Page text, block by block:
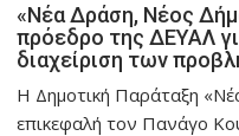
«Νέα Δράση, Νέος
πρόεδρο της ΔΕΥΑΛ
διαχείριση των
Η Δημοτική Παράταξη
επικεφαλή τον Πανάγο